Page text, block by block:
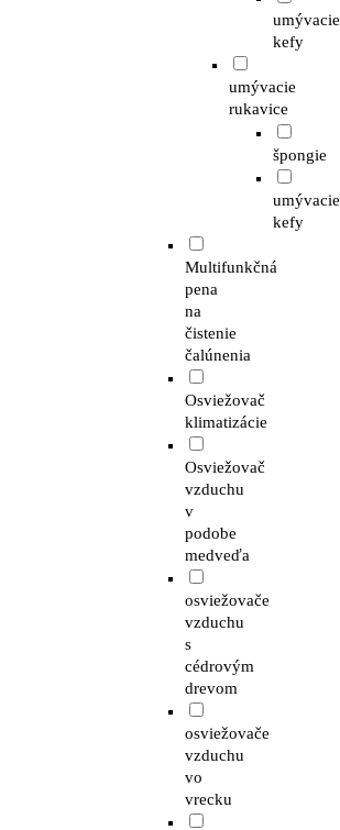
umývacie
kefy
umývacie
rukavice
špongie
umývacie
kefy
Multifunkčná
pena
na
čistenie
čalúnenia
Osviežovač
klimatizácie
Osviežovač
vzduchu
v
podobe
medveďa
osviežovače
vzduchu
s
cédrovým
drevom
osviežovače
vzduchu
vo
vrecku